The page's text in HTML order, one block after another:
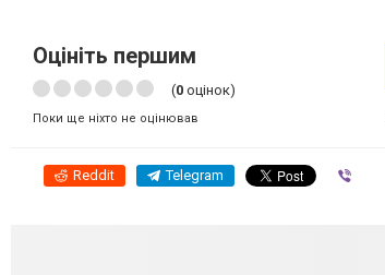
Оцініть першим
(0 оцінок)
Поки ще ніхто не оцінював
Reddit Telegram